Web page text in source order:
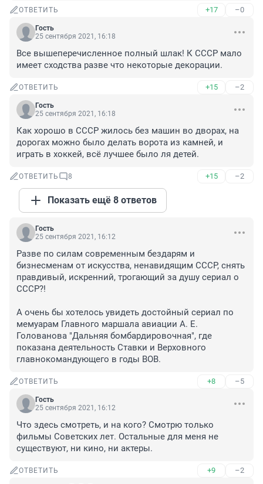
ОТВЕТИТЬ +17 –0
Гость
25 сентября 2021, 16:18
Все вышеперечисленное полный шлак! К СССР мало
имеет сходства разве что некоторые декорации.
ОТВЕТИТЬ +15 –2
Гость
25 сентября 2021, 16:18
Как хорошо в СССР жилось без машин во дворах, на
дорогах можно было делать ворота из камней, и
играть в хоккей, всё лучшее было ля детей.
ОТВЕТИТЬ 8 +15 –2
Показать ещё 8 ответов
Гость
25 сентября 2021, 16:12
Разве по силам современным бездарям и
бизнесменам от искусства, ненавидящим СССР, снять
правдивый, искренний, трогающий за душу сериал о
СССР?!
А очень бы хотелось увидеть достойный сериал по
мемуарам Главного маршала авиации А. Е.
Голованова "Дальняя бомбардировочная", где
показана деятельность Ставки и Верховного
главнокомандующего в годы ВОВ.
ОТВЕТИТЬ +8 –5
Гость
25 сентября 2021, 16:12
Что здесь смотреть, и на кого? Смотрю только
фильмы Советских лет. Остальные для меня не
существуют, ни кино, ни актеры.
ОТВЕТИТЬ +9 –2